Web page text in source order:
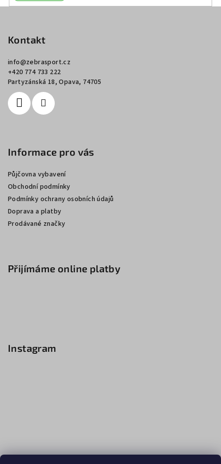
Kontakt
info@zebrasport.cz
+420 774 733 222
Partyzánská 18, Opava, 74705
Informace pro vás
Půjčovna vybavení
Obchodní podmínky
Podmínky ochrany osobních údajů
Doprava a platby
Prodávané značky
Přijímáme online platby
Instagram